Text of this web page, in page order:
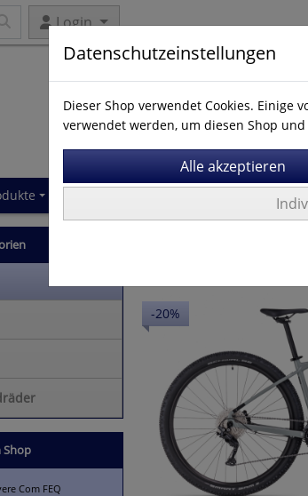
Login
Shop
Com FEQ
-20%
Datenschutzeinstellungen
Dieser Shop verwendet Cookies. Einige
verwendet werden, um diesen Shop